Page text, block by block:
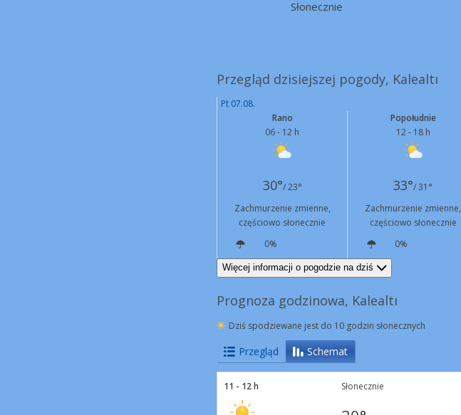
Słonecznie
Przegląd dzisiejszej pogody, Kalealtı
Pt 07.08.
Rano
06 - 12 h
Popołudnie
12 - 18 h
30°/ 23° 33°/ 31°
Zachmurzenie zmienne,
częściowo słonecznie
Zachmurzenie zmienne,
częściowo słonecznie
0% 0%
NE
11 km/h
Więcej informacji o pogodzie na dziś
Prognoza godzinowa, Kalealtı
Dziś spodziewane jest do 10 godzin słonecznych
Przegląd Schemat
11 - 12 h Słonecznie